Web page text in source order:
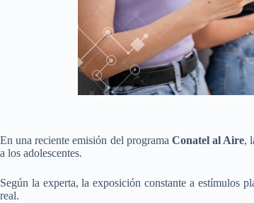
En una reciente emisión del programa Conatel al Aire,
a los adolescentes.
Según la experta, la exposición constante a estímulos
real.